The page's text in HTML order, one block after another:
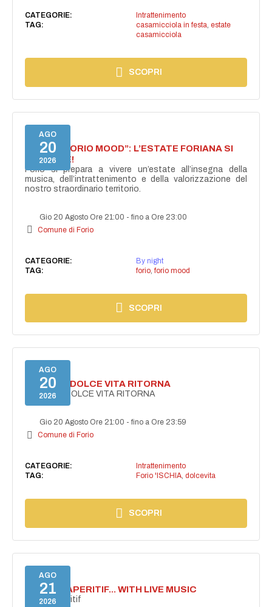
CATEGORIE:
Intrattenimento
TAG:
casamicciola in festa estate
casamicciola
SCOPRI
AGO
20
2026
NASCE “FORIO MOOD”: L’ESTATE FORIANA SI
ACCENDE!
Forio si prepara a vivere un’estate all’insegna della
musica, dell’intrattenimento e della valorizzazione del
nostro straordinario territorio.
Gio 20 Agosto Ore 21:00 -fino a Ore 23:00
Comune di Forio
CATEGORIE:
By night
TAG:
forio, forio mood
SCOPRI
AGO
20
2026
FORIO LA DOLCE VITA RITORNA
FORIO LA DOLCE VITA RITORNA
Gio 20 Agosto Ore 21:00 -fino a Ore 23:59
Comune di Forio
CATEGORIE:
Intrattenimento
TAG:
Forio 'ISCHIA, dolcevita
SCOPRI
AGO
21
2026
SECRET APERITIF... WITH LIVE MUSIC
Secret aperitif